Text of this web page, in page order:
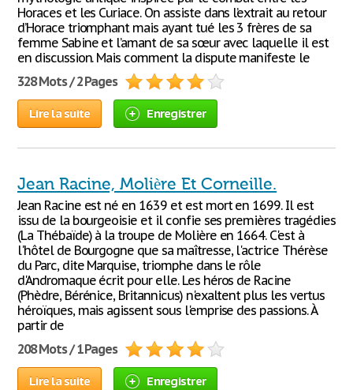
Horaces et les Curiace. On assiste dans l’extrait au retour
d’Horace triomphant mais ayant tué les 3 frères de sa
femme Sabine et l’amant de sa sœur avec laquelle il est
en discussion. Mais comment la dispute manifeste le
328 Mots / 2 Pages
Lire la suite Enregistrer
Jean Racine, Molière Et Corneille.
Jean Racine est né en 1639 et est mort en 1699. Il est
issu de la bourgeoisie et il confie ses premières tragédies
(La Thébaïde) à la troupe de Molière en 1664. C'est à
l'hôtel de Bourgogne que sa maîtresse, l'actrice Thérèse
du Parc, dite Marquise, triomphe dans le rôle
d'Andromaque écrit pour elle. Les héros de Racine
(Phèdre, Bérénice, Britannicus) n'exaltent plus les vertus
héroïques, mais agissent sous l'emprise des passions. À
partir de
208 Mots / 1 Pages
Lire la suite Enregistrer